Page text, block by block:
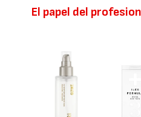
El papel del